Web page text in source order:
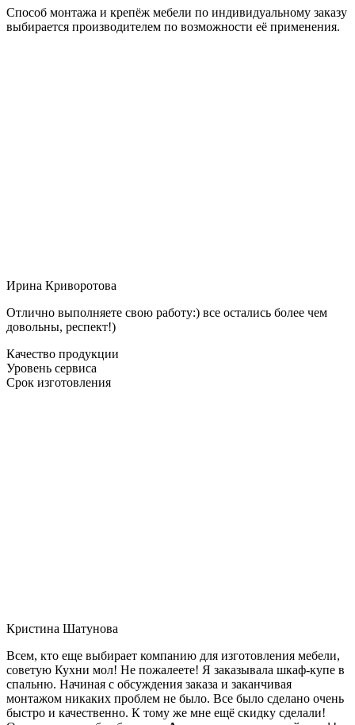
Способ монтажа и крепёж мебели по индивидуальному заказу
выбирается производителем по возможности её применения.
Ирина Криворотова
Отлично выполняете свою работу:) все остались более чем
довольны, респект!)
Качество продукции
Уровень сервиса
Срок изготовления
Кристина Шатунова
Всем, кто еще выбирает компанию для изготовления мебели,
советую Кухни мол! Не пожалеете! Я заказывала шкаф-купе в
спальню. Начиная с обсуждения заказа и заканчивая
монтажом никаких проблем не было. Все было сделано очень
быстро и качественно. К тому же мне ещё скидку сделали!